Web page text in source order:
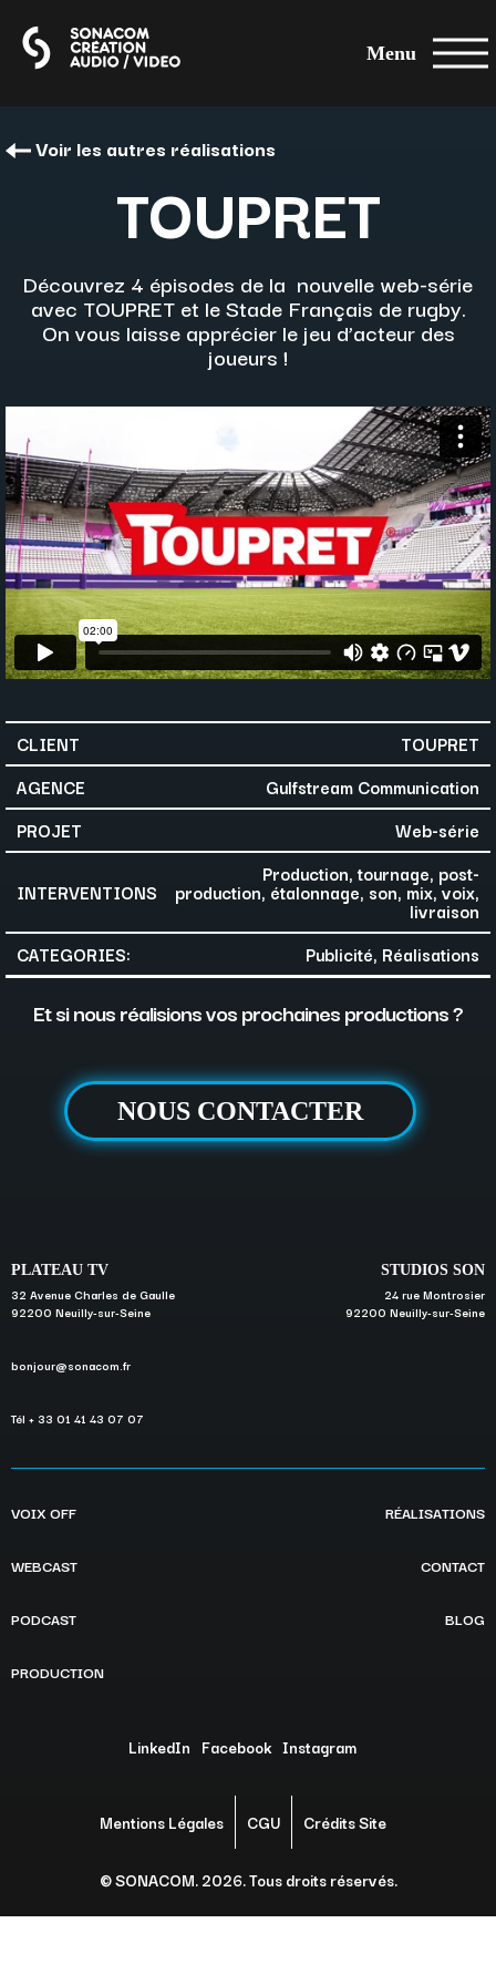
Menu
Voir les autres réalisations
TOUPRET
Découvrez 4 épisodes de la nouvelle web-série
avec TOUPRET et le Stade Français de rugby.
On vous laisse apprécier le jeu d’acteur des
joueurs !
CLIENT
TOUPRET
AGENCE
Gulfstream Communication
PROJET
Web-série
INTERVENTIONS
Production, tournage, post-
production, étalonnage, son, mix, voix,
livraison
CATEGORIES:
Publicité, Réalisations
Et si nous réalisions vos prochaines productions ?
NOUS CONTACTER
PLATEAU TV
32 Avenue Charles de Gaulle
92200 Neuilly-sur-Seine
bonjour@sonacom.fr
Tél + 33 01 41 43 07 07
STUDIOS SON
24 rue Montrosier
92200 Neuilly-sur-Seine
VOIX OFF
WEBCAST
PODCAST
PRODUCTION
RÉALISATIONS
CONTACT
BLOG
LinkedIn Facebook Instagram
Mentions Légales CGU Crédits Site
© SONACOM. 2026. Tous droits réservés.